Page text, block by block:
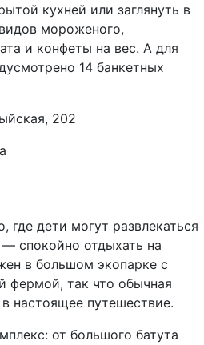
кухней или заглянуть в
мороженого,
и конфеты на вес. А для
14 банкетных
202
где дети могут развлекаться
спокойно отдыхать на
в большом экопарке с
фермой, так что обычная
настоящее путешествие.
от большого батута